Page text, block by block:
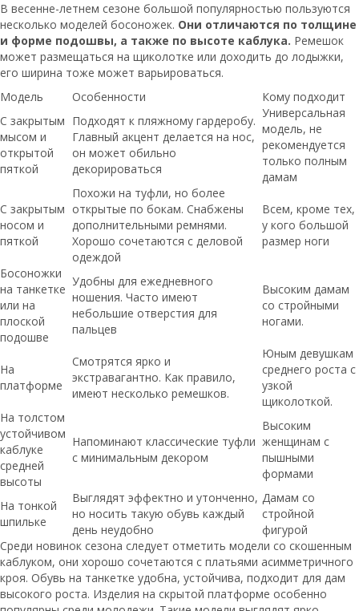
В весенне-летнем сезоне большой популярностью пользуются
несколько моделей босоножек. Они отличаются по толщине
и форме подошвы, а также по высоте каблука. Ремешок
может размещаться на щиколотке или доходить до лодыжки,
его ширина тоже может варьироваться.
Модель
Особенности
Кому подходит
С закрытым
мысом и
открытой
пяткой
Подходят к пляжному гардеробу.
Главный акцент делается на нос,
он может обильно
декорироваться
Универсальная
модель, не
рекомендуется
только полным
дамам
С закрытым
носом и
пяткой
Похожи на туфли, но более
открытые по бокам. Снабжены
дополнительными ремнями.
Хорошо сочетаются с деловой
одеждой
Всем, кроме тех,
у кого большой
размер ноги
Босоножки
на танкетке
или на
плоской
подошве
Удобны для ежедневного
ношения. Часто имеют
небольшие отверстия для
пальцев
Высоким дамам
со стройными
ногами.
На
платформе
Смотрятся ярко и
экстравагантно. Как правило,
имеют несколько ремешков.
Юным девушкам
среднего роста с
узкой
щиколоткой.
На толстом
устойчивом
каблуке
средней
высоты
Напоминают классические туфли
с минимальным декором
Высоким
женщинам с
пышными
формами
На тонкой
шпильке
Выглядят эффектно и утонченно,
но носить такую обувь каждый
день неудобно
Дамам со
стройной
фигурой
Среди новинок сезона следует отметить модели со скошенным
каблуком, они хорошо сочетаются с платьями асимметричного
кроя. Обувь на танкетке удобна, устойчива, подходит для дам
высокого роста. Изделия на скрытой платформе особенно